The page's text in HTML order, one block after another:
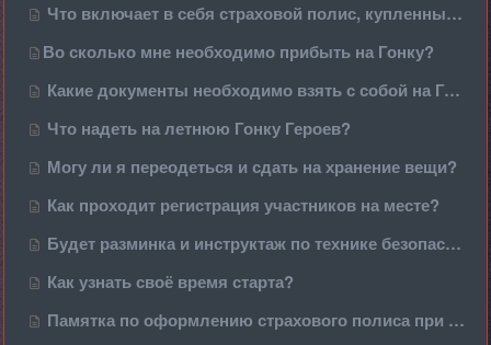
Что включает в себя страховой полис, купленный на сайте?
​Во сколько мне необходимо прибыть на Гонку?
Какие документы необходимо взять с собой на Гонку?
Что надеть на летнюю Гонку Героев?
Могу ли я переодеться и сдать на хранение вещи?
Как проходит регистрация участников на месте?
Будет разминка и инструктаж по технике безопасности?
Как узнать своё время старта?
Памятка по оформлению страхового полиса при занятиях спортом